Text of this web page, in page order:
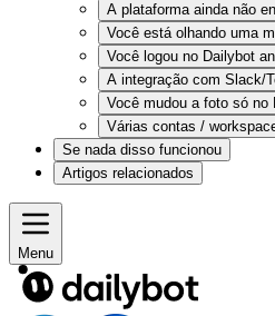
A plataforma ainda não
Você está olhando uma
Você logou no Dailybot
A integração com Slack/
Você mudou a foto só no
Várias contas /
Se nada disso funcionou
Artigos relacionados
Menu